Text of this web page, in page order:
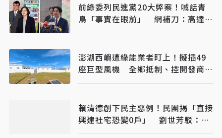
前綠委列民進黨20大弊案！喊話青
鳥「事實在眼前」 網補刀：高達
50個國家隊
澎湖西嶼遭綠能業者盯上！擬插49
座巨型風機 全鄉抵制、控開發商打
消耗戰
賴清德創下民主惡例！民團揭「直接
興建社宅恐變0戶」 劉世芳駁：以
偏概全